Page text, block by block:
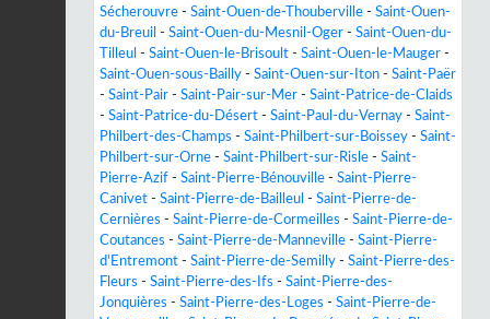
Sécherouvre - Saint-Ouen-de-Thouberville - Saint-Ouen-
du-Breuil - Saint-Ouen-du-Mesnil-Oger - Saint-Ouen-du-
Tilleul - Saint-Ouen-le-Brisoult - Saint-Ouen-le-Mauger -
Saint-Ouen-sous-Bailly - Saint-Ouen-sur-Iton - Saint-Paër
- Saint-Pair - Saint-Pair-sur-Mer - Saint-Patrice-de-Claids
- Saint-Patrice-du-Désert - Saint-Paul-du-Vernay - Saint-
Philbert-des-Champs - Saint-Philbert-sur-Boissey - Saint-
Philbert-sur-Orne - Saint-Philbert-sur-Risle - Saint-
Pierre-Azif - Saint-Pierre-Bénouville - Saint-Pierre-
Canivet - Saint-Pierre-de-Bailleul - Saint-Pierre-de-
Cernières - Saint-Pierre-de-Cormeilles - Saint-Pierre-de-
Coutances - Saint-Pierre-de-Manneville - Saint-Pierre-
d'Entremont - Saint-Pierre-de-Semilly - Saint-Pierre-des-
Fleurs - Saint-Pierre-des-Ifs - Saint-Pierre-des-
Jonquières - Saint-Pierre-des-Loges - Saint-Pierre-de-